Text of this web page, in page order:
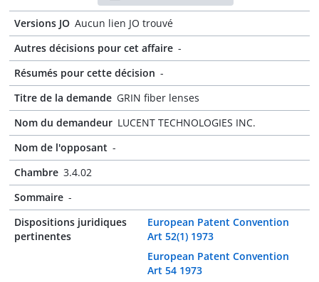
Versions JO Aucun lien JO trouvé
Autres décisions pour cet affaire -
Résumés pour cette décision -
Titre de la demande GRIN fiber lenses
Nom du demandeur LUCENT TECHNOLOGIES INC.
Nom de l'opposant -
Chambre 3.4.02
Sommaire -
Dispositions juridiques
pertinentes
European Patent Convention
Art 52(1) 1973
European Patent Convention
Art 54 1973